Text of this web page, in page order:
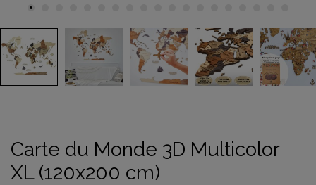
Carte du Monde 3D Multicolor
XL (120x200 cm)